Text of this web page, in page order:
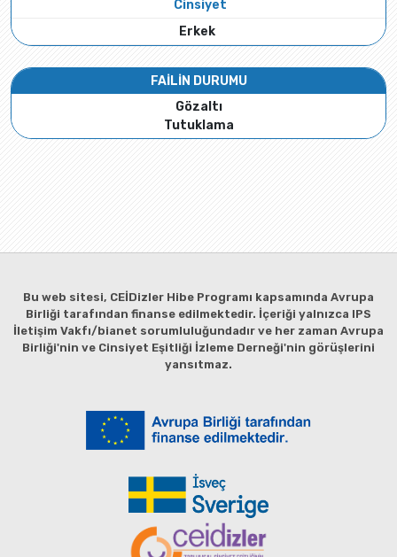
Cinsiyet
Erkek
FAİLİN DURUMU
Gözaltı
Tutuklama
Bu web sitesi, CEİDizler Hibe Programı kapsamında Avrupa
Birliği tarafından finanse edilmektedir. İçeriği yalnızca IPS
İletişim Vakfı/bianet sorumluluğundadır ve her zaman Avrupa
Birliği'nin ve Cinsiyet Eşitliği İzleme Derneği'nin görüşlerini
yansıtmaz.